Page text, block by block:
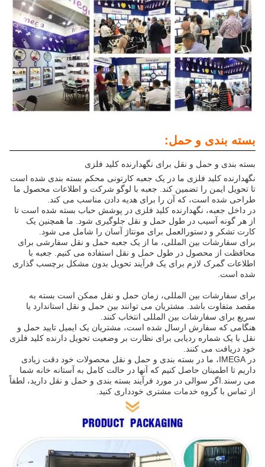
بسته بندی و حمل:
بسته بندی و حمل و نقل برای نگهدارنده کلید فلزی
نگهدارنده کلید فلزی ما در یک جعبه کارتونی محکم بسته بندی شده است
تا تحویل ایمن را تضمین کند. جعبه با لوگو شرکت و اطلاعات محصول ما
طراحی شده است، که آن را برای هدیه دادن مناسب می کند.
در داخل جعبه، نگهدارنده کلید فلزی در پوشش حباب بسته شده است تا
از هر گونه آسیب در طول حمل و نقل جلوگیری شود. ما همچنین یک
کارت تشکر و دستورالعمل برای مونتاژ آسان را شامل می شود.
برای سفارشات بین المللی، ما از یک جعبه حمل و نقل سفارشی برای
محافظت از محصول در طول حمل و نقل استفاده می کنیم. جعبه با
اطلاعات گمرک لازم برای یک فرآیند تحویل بدون مشکل برچسب گذاری
شده است.
برای سفارشات بین المللی، زمان حمل و نقل ممکن است بسته به
مقصد متفاوت باشد. مشتریان می توانند بین حمل و نقل استاندارد یا
سریع برای سفارشات بین المللی انتخاب کنند.
هنگامی که سفارش ارسال شده است، مشتریان یک ایمیل تایید حمل و
نقل با یک شماره ردیابی برای نظارت بر وضعیت تحویل دارنده کلید فلزی
خود دریافت می کنند.
در IMEGA، ما در بسته بندی و حمل و نقل محصولات خود دقت زیادی
داریم تا اطمینان حاصل کنیم که آنها در حالت کامل به آستانه خانه شما
می رسند.اگر سوالی در مورد فرآیند بسته بندی و حمل و نقل دارید، لطفاً
از تماس با گروه خدمات مشتری خودداری کنید.